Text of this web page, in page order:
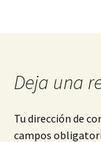
Deja una
Tu dirección de
campos